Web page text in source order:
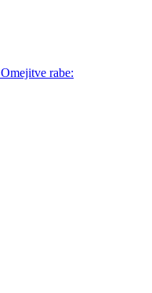
Omejitve rabe: